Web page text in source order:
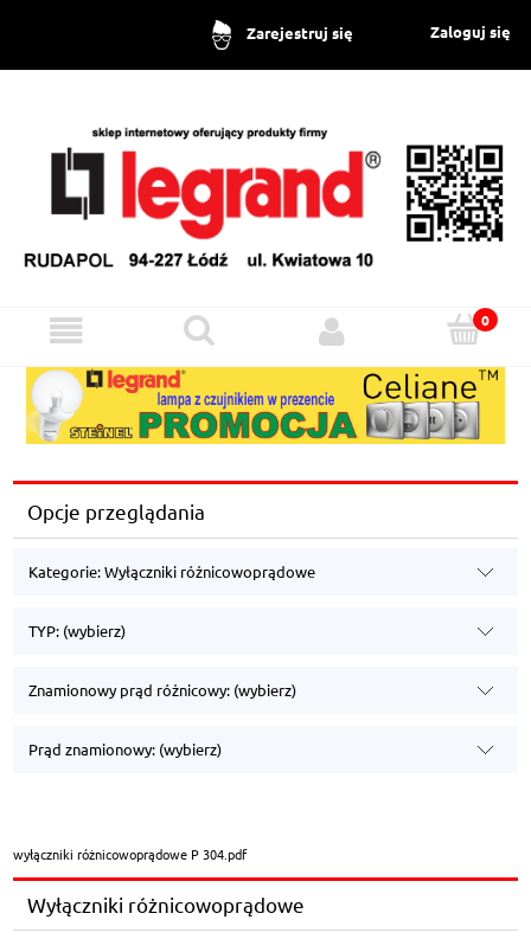
Zarejestruj się Zaloguj się
Opcje przeglądania
Kategorie: Wyłączniki różnicowoprądowe
TYP: (wybierz)
Znamionowy prąd różnicowy: (wybierz)
Prąd znamionowy: (wybierz)
wyłączniki różnicowoprądowe P 304.pdf
Wyłączniki różnicowoprądowe